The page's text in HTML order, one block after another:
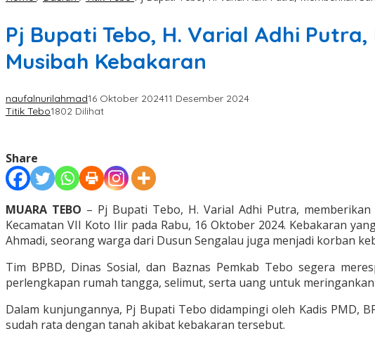
Pj Bupati Tebo, H. Varial Adhi
Musibah Kebakaran
naufalnurilahmad16 Oktober 202411 Desember 2024
Titik Tebo1802 Dilihat
Share
MUARA TEBO – Pj Bupati Tebo, H. Varial Adhi Putra,
Kecamatan VII Koto Ilir pada Rabu, 16 Oktober 2024. Kebakaran
Ahmadi, seorang warga dari Dusun Sengalau juga menjadi korban
Tim BPBD, Dinas Sosial, dan Baznas Pemkab Tebo segera
perlengkapan rumah tangga, selimut, serta uang untuk
Dalam kunjungannya, Pj Bupati Tebo didampingi oleh Kadis PMD,
sudah rata dengan tanah akibat kebakaran tersebut.